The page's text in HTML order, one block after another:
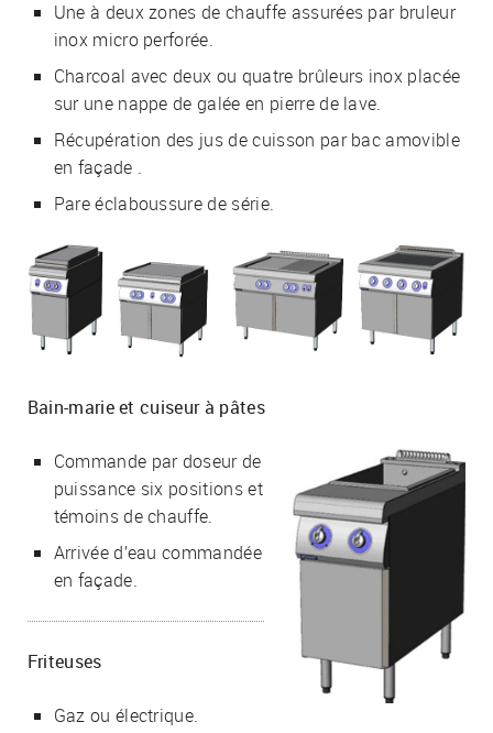
Une à deux zones de chauffe assurées par bruleur
inox micro perforée.
Charcoal avec deux ou quatre brûleurs inox placée
sur une nappe de galée en pierre de lave.
Récupération des jus de cuisson par bac amovible
en façade .
Pare éclaboussure de série.
Bain-marie et cuiseur à pâtes
Commande par doseur de
puissance six positions et
témoins de chauffe.
Arrivée d’eau commandée
en façade.
Friteuses
Gaz ou électrique.